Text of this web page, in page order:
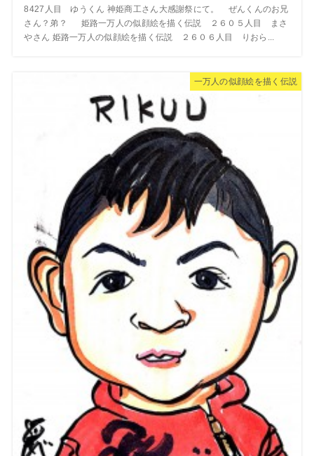
8427人目 ゆうくん 神姫商工さん大感謝祭にて。 ぜんくんのお兄
さん？弟？ 姫路一万人の似顔絵を描く伝説 ２６０５人目 まさ
やさん 姫路一万人の似顔絵を描く伝説 ２６０６人目 りおら...
一万人の似顔絵を描く伝説